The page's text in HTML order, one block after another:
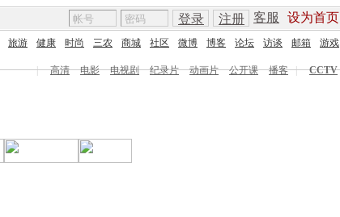
客服 设为首页
登录 注册
旅游 健康 时尚 三农 商城 社区 微博 博客 论坛 访谈 邮箱 游戏
| 高清 电影 电视剧 纪录片 动画片 公开课 播客 |
CCTV